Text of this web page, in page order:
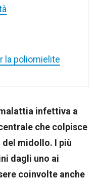
la poliomielite
infettiva a
che colpisce
midollo. I più
dagli uno ai
coinvolte anche